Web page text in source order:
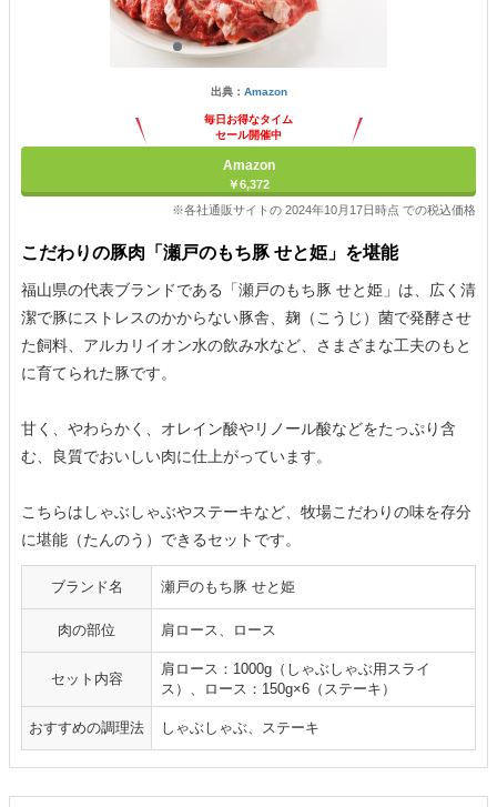
出典： Amazon
毎日お得なタイム
セール開催中
Amazon
￥6,372
※各社通販サイトの 2024年10月17日時点 での税込価格
こだわりの豚肉「瀬戸のもち豚 せと姫」を堪能
福山県の代表ブランドである「瀬戸のもち豚 せと姫」は、広く清
潔で豚にストレスのかからない豚舎、麹（こうじ）菌で発酵させ
た飼料、アルカリイオン水の飲み水など、さまざまな工夫のもと
に育てられた豚です。
甘く、やわらかく、オレイン酸やリノール酸などをたっぷり含
む、良質でおいしい肉に仕上がっています。
こちらはしゃぶしゃぶやステーキなど、牧場こだわりの味を存分
に堪能（たんのう）できるセットです。
ブランド名 瀬戸のもち豚 せと姫
肉の部位 肩ロース、ロース
セット内容
肩ロース：1000g（しゃぶしゃぶ用スライ
ス）、ロース：150g×6（ステーキ）
おすすめの調理法 しゃぶしゃぶ、ステーキ